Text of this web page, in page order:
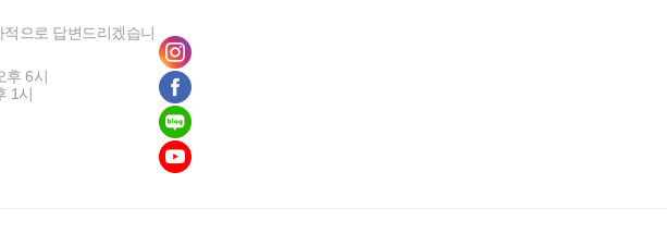
으로 답변드리겠습니
후 6시
1시